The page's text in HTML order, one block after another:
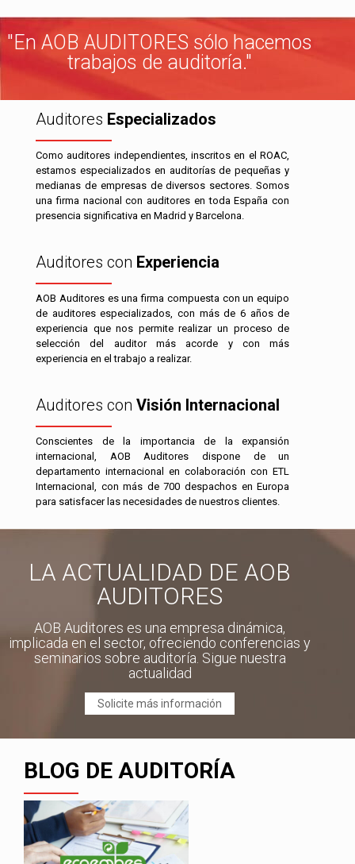
"En AOB AUDITORES sólo hacemos
trabajos de auditoría."
Auditores Especializados
Como auditores independientes, inscritos en el ROAC,
estamos especializados en auditorías de pequeñas y
medianas de empresas de diversos sectores. Somos
una firma nacional con auditores en toda España con
presencia significativa en Madrid y Barcelona.
Auditores con Experiencia
AOB Auditores es una firma compuesta con un equipo
de auditores especializados, con más de 6 años de
experiencia que nos permite realizar un proceso de
selección del auditor más acorde y con más
experiencia en el trabajo a realizar.
Auditores con Visión Internacional
Conscientes de la importancia de la expansión
internacional, AOB Auditores dispone de un
departamento internacional en colaboración con ETL
Internacional, con más de 700 despachos en Europa
para satisfacer las necesidades de nuestros clientes.
LA ACTUALIDAD DE AOB
AUDITORES
AOB Auditores es una empresa dinámica,
implicada en el sector, ofreciendo conferencias y
seminarios sobre auditoría. Sigue nuestra
actualidad
Solicite más información
BLOG DE AUDITORÍA